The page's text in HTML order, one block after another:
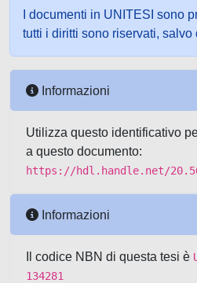
I documenti in UNITESI sono
tutti i diritti sono riservati,
Informazioni
Utilizza questo identificativo
a questo documento:
https://hdl.handle.net/
Informazioni
Il codice NBN di questa tesi è
134281